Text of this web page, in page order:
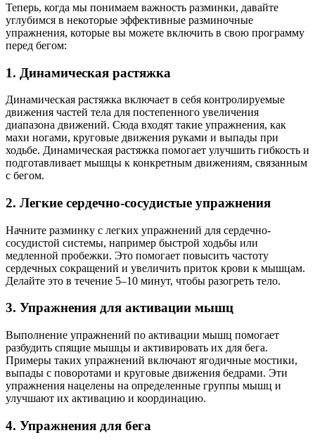
Теперь, когда мы понимаем важность разминки, давайте
углубимся в некоторые эффективные разминочные
упражнения, которые вы можете включить в свою программу
перед бегом:
1. Динамическая растяжка
Динамическая растяжка включает в себя контролируемые
движения частей тела для постепенного увеличения
диапазона движений. Сюда входят такие упражнения, как
махи ногами, круговые движения руками и выпады при
ходьбе. Динамическая растяжка помогает улучшить гибкость и
подготавливает мышцы к конкретным движениям, связанным
с бегом.
2. Легкие сердечно-сосудистые упражнения
Начните разминку с легких упражнений для сердечно-
сосудистой системы, например быстрой ходьбы или
медленной пробежки. Это помогает повысить частоту
сердечных сокращений и увеличить приток крови к мышцам.
Делайте это в течение 5–10 минут, чтобы разогреть тело.
3. Упражнения для активации мышц
Выполнение упражнений по активации мышц помогает
разбудить спящие мышцы и активировать их для бега.
Примеры таких упражнений включают ягодичные мостики,
выпады с поворотами и круговые движения бедрами. Эти
упражнения нацелены на определенные группы мышц и
улучшают их активацию и координацию.
4. Упражнения для бега